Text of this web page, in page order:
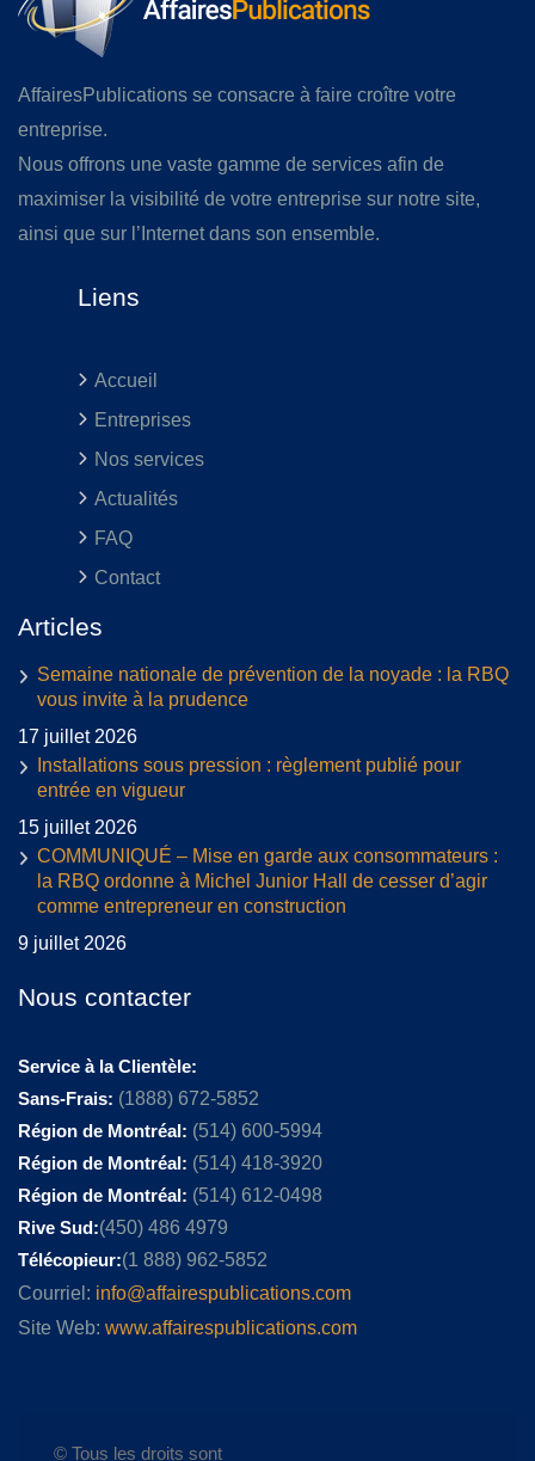
AffairesPublications se consacre à faire croître votre
entreprise.
Nous offrons une vaste gamme de services afin de
maximiser la visibilité de votre entreprise sur notre site,
ainsi que sur l’Internet dans son ensemble.
Liens
Accueil
Entreprises
Nos services
Actualités
FAQ
Contact
Articles
Semaine nationale de prévention de la noyade : la RBQ
vous invite à la prudence
17 juillet 2026
Installations sous pression : règlement publié pour
entrée en vigueur
15 juillet 2026
COMMUNIQUÉ – Mise en garde aux consommateurs :
la RBQ ordonne à Michel Junior Hall de cesser d’agir
comme entrepreneur en construction
9 juillet 2026
Nous contacter
Service à la Clientèle:
Sans-Frais: (1888) 672-5852
Région de Montréal: (514) 600-5994
Région de Montréal: (514) 418-3920
Région de Montréal: (514) 612-0498
Rive Sud:(450) 486 4979
Télécopieur:(1 888) 962-5852
Courriel: info@affairespublications.com
Site Web: www.affairespublications.com
© Tous les droits sont